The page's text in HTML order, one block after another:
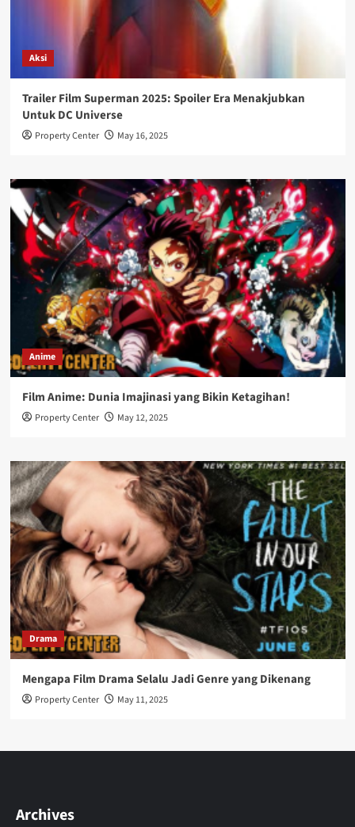
Aksi
Trailer Film Superman 2025: Spoiler Era Menakjubkan
Untuk DC Universe
Property Center May 16, 2025
Anime
Film Anime: Dunia Imajinasi yang Bikin Ketagihan!
Property Center May 12, 2025
Drama
Mengapa Film Drama Selalu Jadi Genre yang Dikenang
Property Center May 11, 2025
Archives